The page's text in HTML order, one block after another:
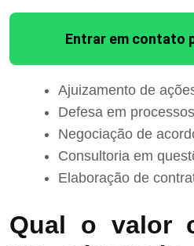
Entrar em contato
Ajuizamento de
Defesa em
Negociação de
Consultoria em
Elaboração de
Qual o valor